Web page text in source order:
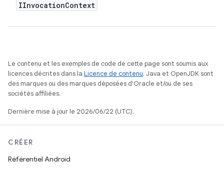
IInvocationContext
Le contenu et les exemples de code de cette page sont soumis aux
licences décrites dans la Licence de contenu. Java et OpenJDK sont
des marques ou des marques déposées d'Oracle et/ou de ses
sociétés affiliées.
Dernière mise à jour le 2026/06/22 (UTC).
CRÉER
Référentiel Android